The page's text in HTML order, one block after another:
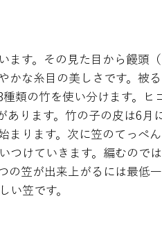
ます。その見た目から饅頭
かな糸目の美しさです。被
種類の竹を使い分けます。
あります。竹の子の皮は6
まります。次に笠のてっぺ
つけていきます。編むので
の笠が出来上がるには最低
い笠です。